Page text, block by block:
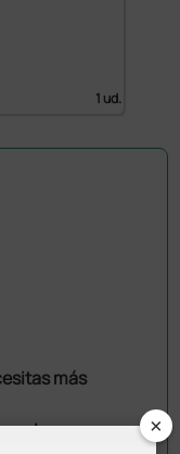
1 ud.
más
colegas que ya
×